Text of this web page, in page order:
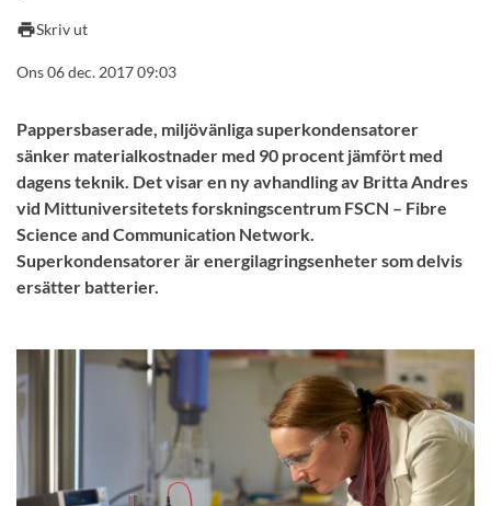
printSkriv ut
Ons 06 dec. 2017 09:03
Pappersbaserade, miljövänliga superkondensatorer
sänker materialkostnader med 90 procent jämfört med
dagens teknik. Det visar en ny avhandling av Britta Andres
vid Mittuniversitetets forskningscentrum FSCN – Fibre
Science and Communication Network.
Superkondensatorer är energilagringsenheter som delvis
ersätter batterier.